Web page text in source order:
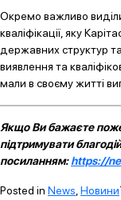
Окремо важливо
кваліфікації, яку
державних структур
виявлення та
мали в своєму житті
Якщо Ви бажаєте
підтримувати
посиланням:https://
Posted in News Новини